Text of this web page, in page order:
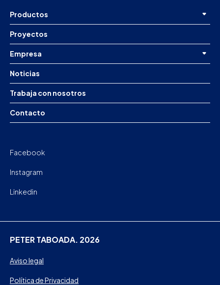
Productos
Proyectos
Empresa
Noticias
Trabaja con nosotros
Contacto
Facebook
Instagram
Linkedin
PETER TABOADA. 2026
Aviso legal
Política de Privacidad